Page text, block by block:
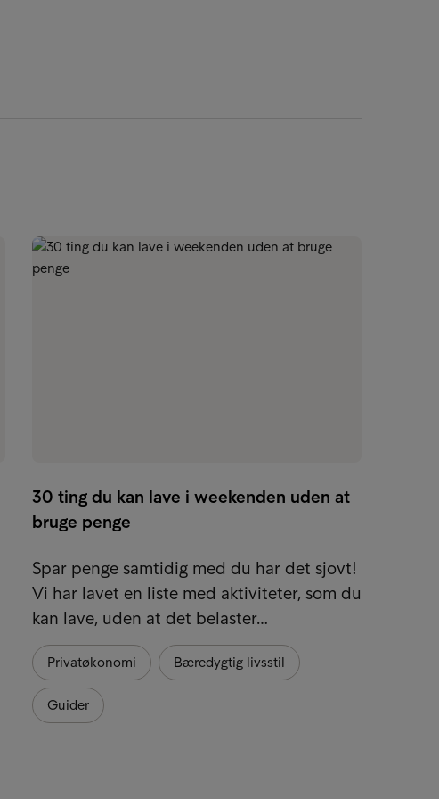
30 ting du kan lave i weekenden uden at
bruge penge
Spar penge samtidig med du har det sjovt!
Vi har lavet en liste med aktiviteter, som du
kan lave, uden at det belaster…
Privatøkonomi Bæredygtig livsstil
Guider